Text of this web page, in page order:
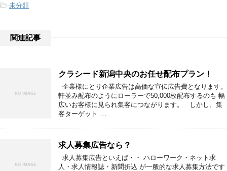
-未分類
関連記事
クラシード新潟中央のお任せ配布プラン！
企業様にとり企業広告は高価な宣伝広告費となります。
軒並み配布のようにローラーで50,000枚配布するのも 幅
広いお客様に見られ集客につながります。 しかし、集
客ターゲット …
求人募集広告なら？
求人募集広告といえば・・ ハローワーク・ネット求
人・求人情報誌・新聞折込 が一般的な求人募集方法です